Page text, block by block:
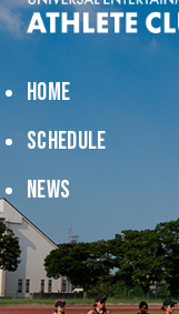
HOME
SCHEDULE
NEWS